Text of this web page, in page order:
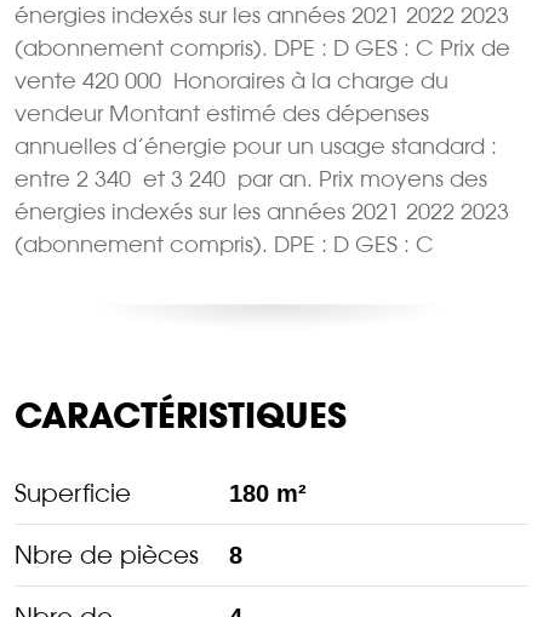
énergies indexés sur les années 2021 2022 2023
(abonnement compris). DPE : D GES : C Prix de
vente 420 000  Honoraires à la charge du
vendeur Montant estimé des dépenses
annuelles d’énergie pour un usage standard :
entre 2 340  et 3 240  par an. Prix moyens des
énergies indexés sur les années 2021 2022 2023
(abonnement compris). DPE : D GES : C
CARACTÉRISTIQUES
Superficie 180 m²
Nbre de pièces 8